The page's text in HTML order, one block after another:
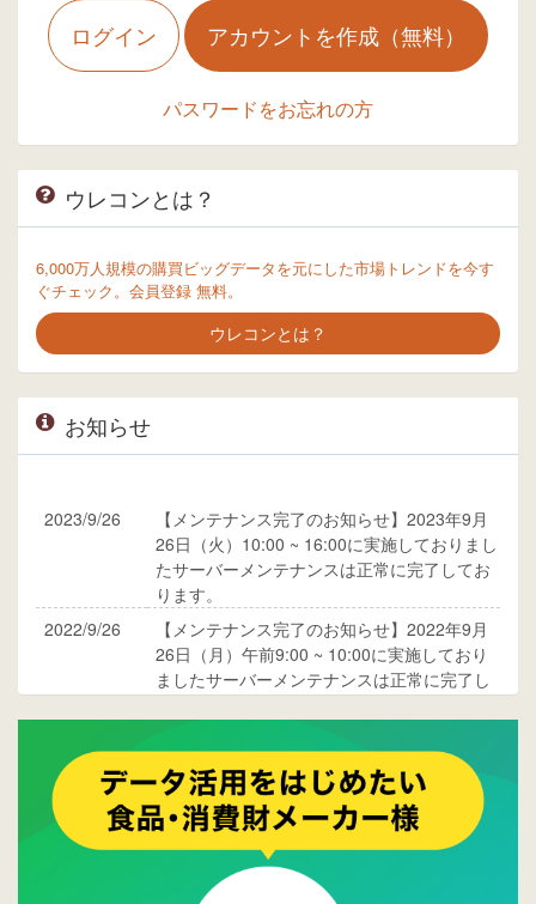
ログイン アカウントを作成（無料）
パスワードをお忘れの方
ウレコンとは？
6,000万人規模の購買ビッグデータを元にした市場トレンドを今す
ぐチェック。会員登録 無料。
ウレコンとは？
お知らせ
2023/9/26
【メンテナンス完了のお知らせ】2023年9月
26日（火）10:00 ~ 16:00に実施しておりまし
たサーバーメンテナンスは正常に完了してお
ります。
2022/9/26
【メンテナンス完了のお知らせ】2022年9月
26日（月）午前9:00 ~ 10:00に実施しており
ましたサーバーメンテナンスは正常に完了し
ご覧ください。
2015/10/19
ウレコンのサイト機能を大幅バージョンアッ
プ。詳細はこちら。⇒告知ページへ
2015/09/28
ウレコンが機能拡充し、サイトリニューアル
しました。⇒
ウレコンFacebook